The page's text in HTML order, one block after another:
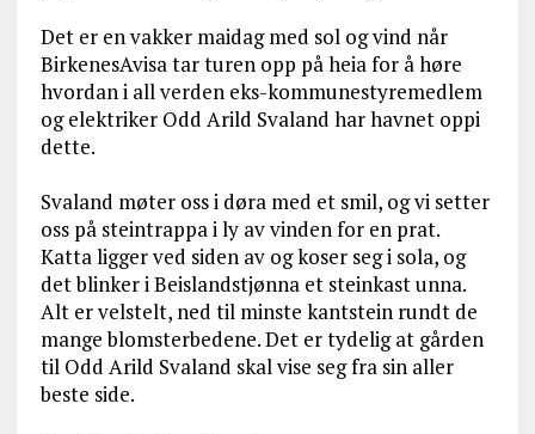
Det er en vakker maidag med sol og vind når
BirkenesAvisa tar turen opp på heia for å høre
hvordan i all verden eks-kommunestyremedlem
og elektriker Odd Arild Svaland har havnet oppi
dette.
Svaland møter oss i døra med et smil, og vi setter
oss på steintrappa i ly av vinden for en prat.
Katta ligger ved siden av og koser seg i sola, og
det blinker i Beislandstjønna et steinkast unna.
Alt er velstelt, ned til minste kantstein rundt de
mange blomsterbedene. Det er tydelig at gården
til Odd Arild Svaland skal vise seg fra sin aller
beste side.